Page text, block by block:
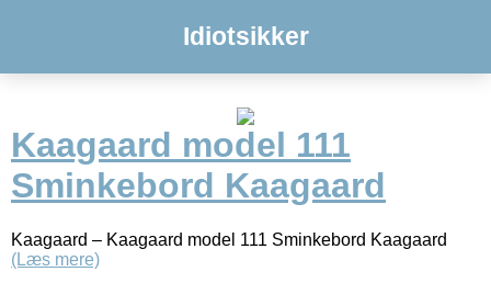
Idiotsikker
Kaagaard model 111
Sminkebord Kaagaard
Kaagaard – Kaagaard model 111 Sminkebord Kaagaard
(Læs mere)